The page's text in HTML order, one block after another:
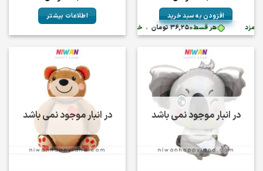
هر قسط36,250تومان • خرید قسطی با ترب‌پی بدون کارمزد
افزودن به سبد خرید اطلاعات بیشتر
در انبار موجود نمی باشد در انبار موجود نمی باشد